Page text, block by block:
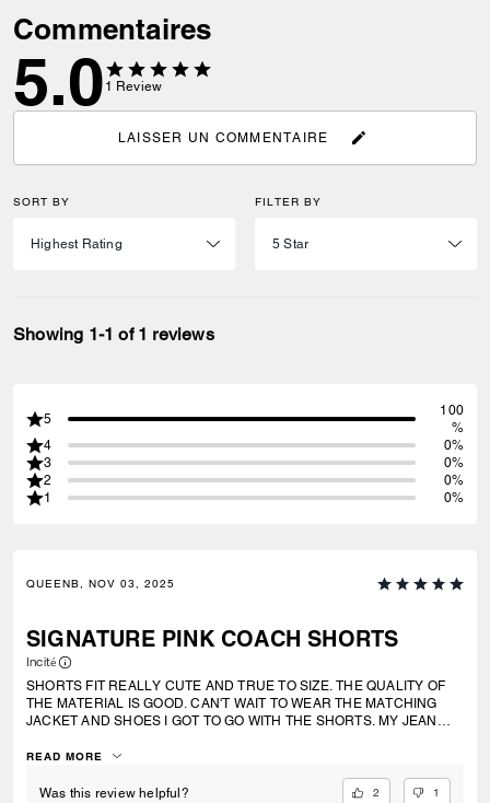
Commentaires
5.0 1 Review
LAISSER UN COMMENTAIRE
SORT BY FILTER BY
Showing 1-1 of 1 reviews
5
100
%
4
0%
3
0%
2
0%
1
0%
QUEENB, NOV 03, 2025
SIGNATURE PINK COACH SHORTS
Incité
SHORTS FIT REALLY CUTE AND TRUE TO SIZE. THE QUALITY OF
THE MATERIAL IS GOOD. CAN'T WAIT TO WEAR THE MATCHING
JACKET AND SHOES I GOT TO GO WITH THE SHORTS. MY JEAN
MATERIAL. I FIT A 31" WAIST IN THESE.
READ MORE
Was this review helpful? 2 1